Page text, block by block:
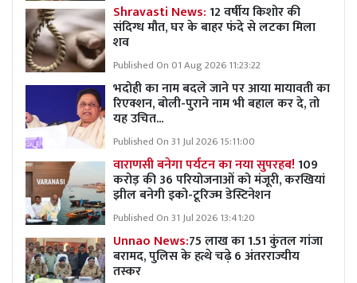
Shravasti News:12 वर्षीय किशोर की
संदिग्ध मौत, घर के बाहर फंदे से लटका मिला
शव
Published On 01 Aug 2026 11:23:22
भदोही का नाम बदले जाने पर आया मायावती का
रिएक्शन, बोली-पुराने नाम भी बहाल कर दे, तो
यह उचित...
Published On 31 Jul 2026 15:11:00
वाराणसी बनेगा पर्यटन का नया सुपरहब!109
करोड़ की 36 परियोजनाओं को मंजूरी, करखियां
झील बनेगी इको-टूरिज्म डेस्टिनेशन
Published On 31 Jul 2026 13:41:20
Unnao News:75 लाख का 1.51 कुंतल गांजा
बरामद, पुलिस के हत्थे चढ़े 6 अंतरराज्यीय
तस्कर